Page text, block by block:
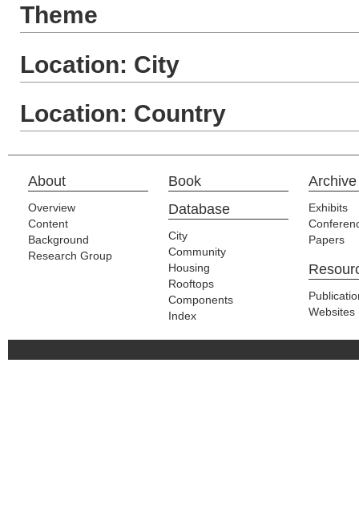
Theme
Location: City
Location: Country
About
Overview
Content
Background
Research Group
Book
Database
City
Community
Housing
Rooftops
Components
Index
Archive
Exhibits
Papers
Websites